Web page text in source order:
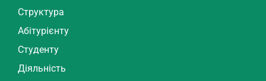
Структура
Абітурієнту
Студенту
Діяльність